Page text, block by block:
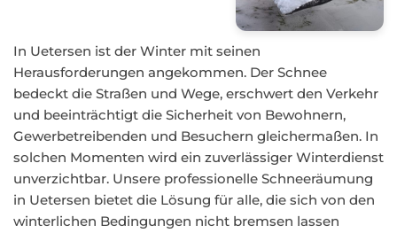
In Uetersen ist der Winter mit seinen
Herausforderungen angekommen. Der Schnee
bedeckt die Straßen und Wege, erschwert den Verkehr
und beeinträchtigt die Sicherheit von Bewohnern,
Gewerbetreibenden und Besuchern gleichermaßen. In
solchen Momenten wird ein zuverlässiger Winterdienst
unverzichtbar. Unsere professionelle Schneeräumung
in Uetersen bietet die Lösung für alle, die sich von den
winterlichen Bedingungen nicht bremsen lassen